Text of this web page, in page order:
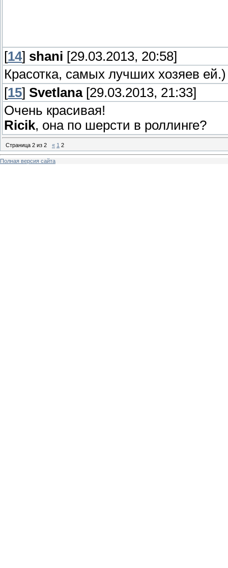
[14] shani [29.03.2013, 20:58]
Красотка, самых лучших хозяев ей.)
[15] Svetlana[29.03.2013, 21:33]
Очень красивая!
Ricik, она по шерсти в роллинге?
Страница 2 из 2 « 1 2
Полная версия сайта